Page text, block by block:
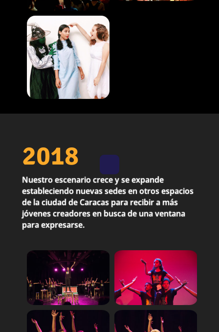
2018
Nuestro escenario crece y se expande
estableciendo nuevas sedes en otros espacios
de la ciudad de Caracas para recibir a más
jóvenes creadores en busca de una ventana
para expresarse.